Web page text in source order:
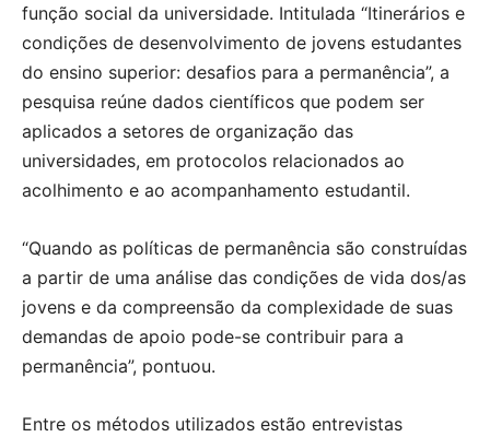
função social da universidade. Intitulada “Itinerários e
condições de desenvolvimento de jovens estudantes
do ensino superior: desafios para a permanência”, a
pesquisa reúne dados científicos que podem ser
aplicados a setores de organização das
universidades, em protocolos relacionados ao
acolhimento e ao acompanhamento estudantil.
“Quando as políticas de permanência são construídas
a partir de uma análise das condições de vida dos/as
jovens e da compreensão da complexidade de suas
demandas de apoio pode-se contribuir para a
permanência”, pontuou.
Entre os métodos utilizados estão entrevistas